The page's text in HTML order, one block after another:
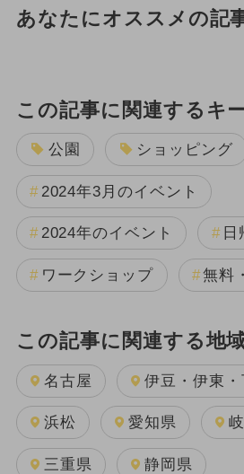
あなたにオススメの記
この記事に関連するキ
公園 ショッピング
2024年3月のイベント
2024年のイベント 日
ワークショップ 無料
この記事に関連する地
名古屋 伊豆・伊東・
浜松 愛知県
三重県 静岡県